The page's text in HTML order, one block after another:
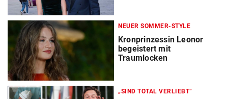
NEUER SOMMER-STYLE
Kronprinzessin Leonor
begeistert mit
Traumlocken
„SIND TOTAL VERLIEBT“